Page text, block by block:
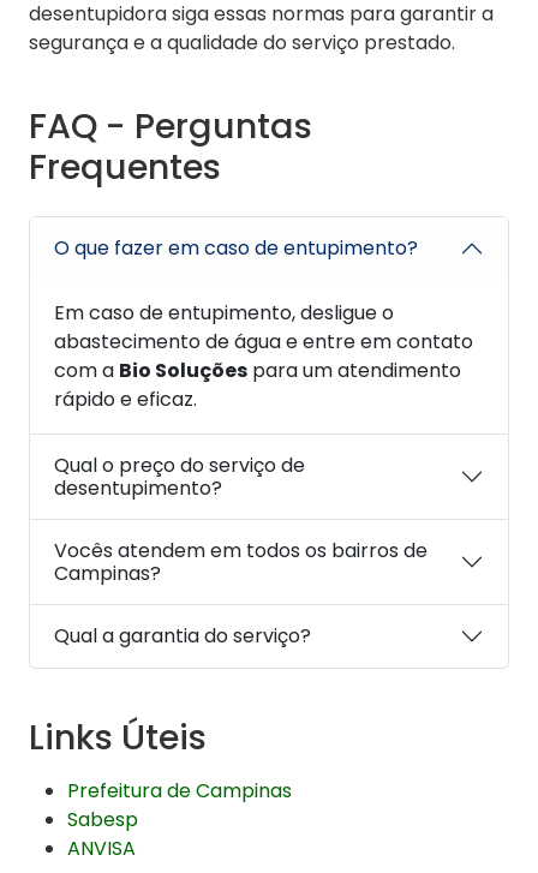
desentupidora siga essas normas para garantir a
segurança e a qualidade do serviço prestado.
FAQ - Perguntas
Frequentes
O que fazer em caso de entupimento?
Em caso de entupimento, desligue o
abastecimento de água e entre em contato
com a Bio Soluções para um atendimento
rápido e eficaz.
Qual o preço do serviço de
desentupimento?
Vocês atendem em todos os bairros de
Campinas?
Qual a garantia do serviço?
Links Úteis
Prefeitura de Campinas
Sabesp
ANVISA